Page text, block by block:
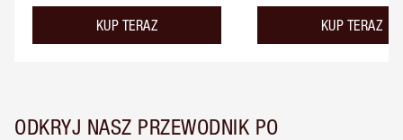
KUP TERAZ KUP TERAZ
ODKRYJ NASZ PRZEWODNIK PO